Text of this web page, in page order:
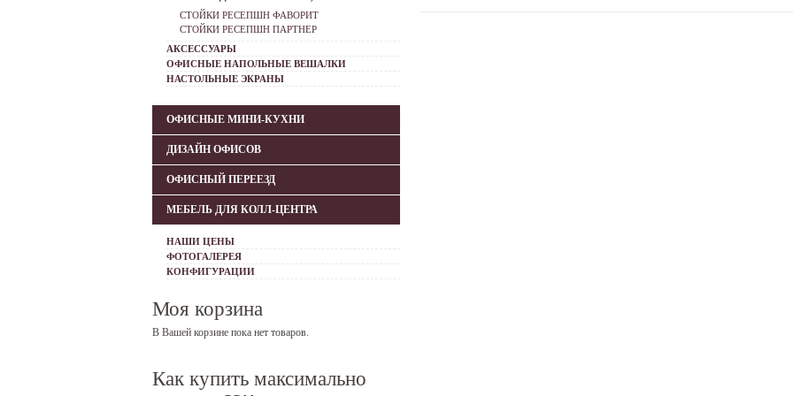
СТОЙКИ РЕСЕПШН ФАВОРИТ
СТОЙКИ РЕСЕПШН ПАРТНЕР
АКСЕССУАРЫ
ОФИСНЫЕ НАПОЛЬНЫЕ ВЕШАЛКИ
НАСТОЛЬНЫЕ ЭКРАНЫ
ОФИСНЫЕ МИНИ-КУХНИ
ДИЗАЙН ОФИСОВ
ОФИСНЫЙ ПЕРЕЕЗД
МЕБЕЛЬ ДЛЯ КОЛЛ-ЦЕНТРА
НАШИ ЦЕНЫ
ФОТОГАЛЕРЕЯ
КОНФИГУРАЦИИ
Моя корзина
В Вашей корзине пока нет товаров.
Как купить максимально